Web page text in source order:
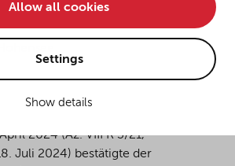
of the website and
behavior for targeted advertising
"Accept only technically necessary"
cookies.
Allow all cookies
Settings
Show details
2024 (Az. VIII R 3/21,
Juli 2024) bestätigte der